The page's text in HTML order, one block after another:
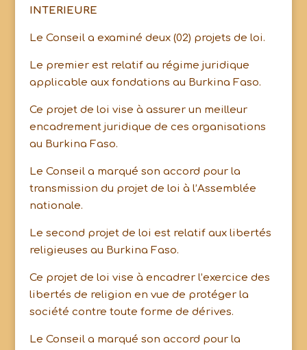
INTERIEURE
Le Conseil a examiné deux (02) projets de loi.
Le premier est relatif au régime juridique
applicable aux fondations au Burkina Faso.
Ce projet de loi vise à assurer un meilleur
encadrement juridique de ces organisations
au Burkina Faso.
Le Conseil a marqué son accord pour la
transmission du projet de loi à l’Assemblée
nationale.
Le second projet de loi est relatif aux libertés
religieuses au Burkina Faso.
Ce projet de loi vise à encadrer l’exercice des
libertés de religion en vue de protéger la
société contre toute forme de dérives.
Le Conseil a marqué son accord pour la